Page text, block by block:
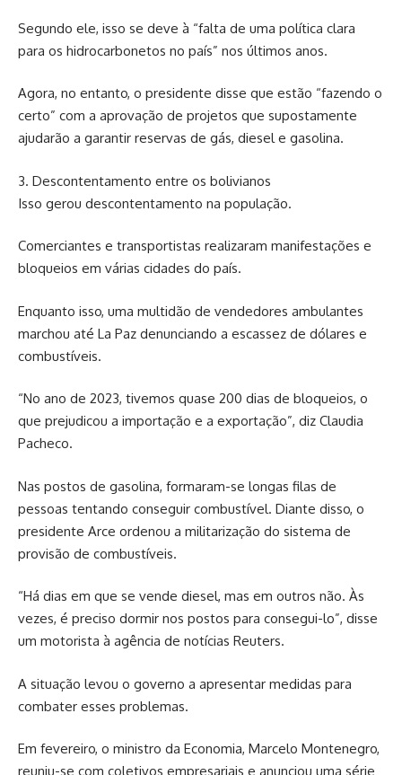
Segundo ele, isso se deve à “falta de uma política clara
para os hidrocarbonetos no país” nos últimos anos.
Agora, no entanto, o presidente disse que estão “fazendo o
certo” com a aprovação de projetos que supostamente
ajudarão a garantir reservas de gás, diesel e gasolina.
3. Descontentamento entre os bolivianos
Isso gerou descontentamento na população.
Comerciantes e transportistas realizaram manifestações e
bloqueios em várias cidades do país.
Enquanto isso, uma multidão de vendedores ambulantes
marchou até La Paz denunciando a escassez de dólares e
combustíveis.
“No ano de 2023, tivemos quase 200 dias de bloqueios, o
que prejudicou a importação e a exportação”, diz Claudia
Pacheco.
Nas postos de gasolina, formaram-se longas filas de
pessoas tentando conseguir combustível. Diante disso, o
presidente Arce ordenou a militarização do sistema de
provisão de combustíveis.
“Há dias em que se vende diesel, mas em outros não. Às
vezes, é preciso dormir nos postos para consegui-lo”, disse
um motorista à agência de notícias Reuters.
A situação levou o governo a apresentar medidas para
combater esses problemas.
Em fevereiro, o ministro da Economia, Marcelo Montenegro,
reuniu-se com coletivos empresariais e anunciou uma série